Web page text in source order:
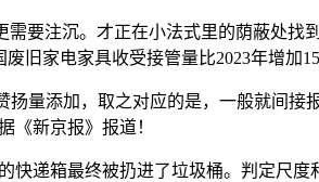
要注沉。才正在小法式里的荫蔽处找到
旧家电家具收受接管量比2023年增加
量添加，取之对应的是，一般就间接
《新京报》报道！
递箱最终被扔进了垃圾桶。判定尺度